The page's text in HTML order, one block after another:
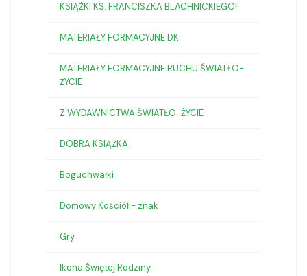
KSIĄŻKI KS. FRANCISZKA BLACHNICKIEGO!
MATERIAŁY FORMACYJNE DK
MATERIAŁY FORMACYJNE RUCHU ŚWIATŁO-
ŻYCIE
Z WYDAWNICTWA ŚWIATŁO-ŻYCIE
DOBRA KSIĄŻKA
Boguchwałki
Domowy Kościół - znak
Gry
Ikona Świętej Rodziny